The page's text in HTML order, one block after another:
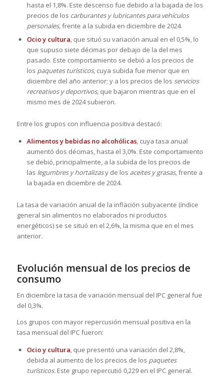
hasta el 1,8%. Este descenso fue debido a la bajada de los
precios de los carburantes y lubricantes para vehículos
personales,frente a la subida en diciembre de 2024.
Ocio y cultura, que situó su variación anual en el 0,5%, lo
que supuso siete décimas por debajo de la del mes
pasado. Este comportamiento se debió a los precios de
los paquetes turísticos, cuya subida fue menor que en
diciembre del año anterior; y a los precios de los servicios
recreativos y deportivos, que bajaron mientras que en el
mismo mes de 2024 subieron.
Entre los grupos con influencia positiva destacó:
Alimentos y bebidas no alcohólicas, cuya tasa anual
aumentó dos décimas, hasta el 3,0%. Este comportamiento
se debió, principalmente, a la subida de los precios de
las legumbres y hortalizasy de los aceites y grasas, frente a
la bajada en diciembre de 2024.
La tasa de variación anual de la inflación subyacente (índice
general sin alimentos no elaborados ni productos
energéticos) se se situó en el 2,6%, la misma que en el mes
anterior.
Evolución mensual de los precios de
consumo
En diciembre la tasa de variación mensual del IPC general fue
del 0,3%.
Los grupos con mayor repercusión mensual positiva en la
tasa mensual del IPC fueron:
Ocio y cultura , que presentó una variación del 2,8%,
debida al aumento de los precios de los paquetes
turísticos. Este grupo repercutió 0,229 en el IPC general.